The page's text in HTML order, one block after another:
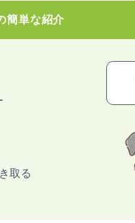
簡単な紹介
取る